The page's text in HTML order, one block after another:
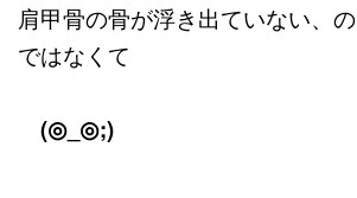
肩甲骨の骨が浮き出ていない、の
ではなくて
(◎_◎;)